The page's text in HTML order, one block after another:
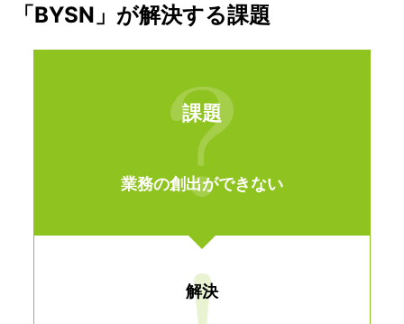
「BYSN」が解決する課題
課題
業務の創出ができない
解決